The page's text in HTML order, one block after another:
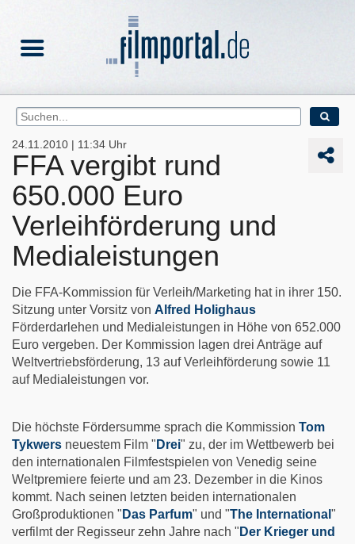
24.11.2010 | 11:34 Uhr
FFA vergibt rund
650.000 Euro
Verleihförderung und
Medialeistungen
Die FFA-Kommission für Verleih/Marketing hat in ihrer 150.
Sitzung unter Vorsitz von Alfred Holighaus
Förderdarlehen und Medialeistungen in Höhe von 652.000
Euro vergeben. Der Kommission lagen drei Anträge auf
Weltvertriebsförderung, 13 auf Verleihförderung sowie 11
auf Medialeistungen vor.
Die höchste Fördersumme sprach die Kommission Tom
Tykwers neuestem Film " Drei" zu, der im Wettbewerb bei
den internationalen Filmfestspielen von Venedig seine
Weltpremiere feierte und am 23. Dezember in die Kinos
kommt. Nach seinen letzten beiden internationalen
Großproduktionen " Das Parfum" und "The International "
verfilmt der Regisseur zehn Jahre nach " Der Krieger und